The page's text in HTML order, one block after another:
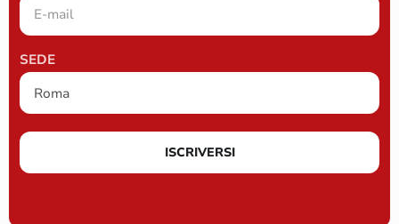
SEDE
ISCRIVERSI